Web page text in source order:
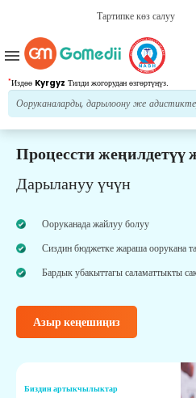
Тартипке көз салуу
*Издөө Kyrgyz Тилди жогорудан өзгөртүңүз.
menu
Процессти жеңилдетүү
Дарылануу үчүн
Ооруканада жайлуу болуу
Сиздин бюджетке жараша оорукана
Бардык убакыттагы саламаттыкты
Азыр кеңешиңиз
Биздин артыкчылыктар